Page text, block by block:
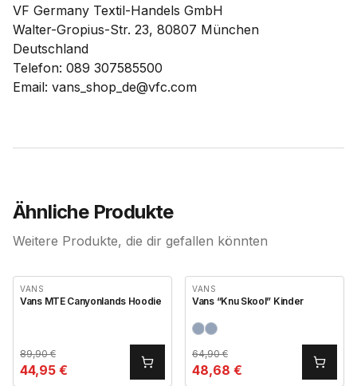
VF Germany Textil-Handels GmbH
Walter-Gropius-Str. 23, 80807 München
Deutschland
Telefon: 089 307585500
Email: vans_shop_de@vfc.com
Ähnliche Produkte
Weitere Produkte, die dir gefallen könnten
VANS
Vans MTE Canyonlands Hoodie
89,90€
44,95 €
VANS
Vans “Knu Skool” Kinder
64,90€
48,68 €